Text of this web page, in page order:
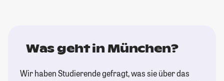
Was geht in München?
Wir haben Studierende gefragt, was sie über das